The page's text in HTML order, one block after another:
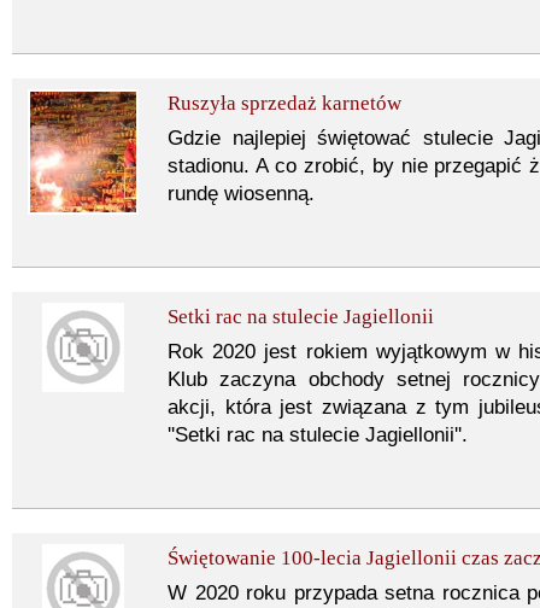
Ruszyła sprzedaż karnetów
Gdzie najlepiej świętować stulecie
stadionu. A co zrobić, by nie przegapić
rundę wiosenną.
Setki rac na stulecie Jagiellonii
Rok 2020 jest rokiem wyjątkowym w
Klub zaczyna obchody setnej
akcji, która jest związana z tym
''Setki rac na stulecie Jagiellonii''.
Świętowanie 100-lecia Jagiellonii czas
W 2020 roku przypada setna rocznica